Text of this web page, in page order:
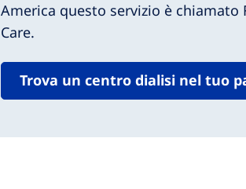
America questo servizio è chiamato
Care.
Trova un centro dialisi nel tuo